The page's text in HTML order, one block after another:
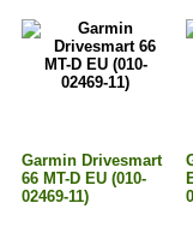
Garmin Drivesmart
66 MT-D EU (010-
02469-11)